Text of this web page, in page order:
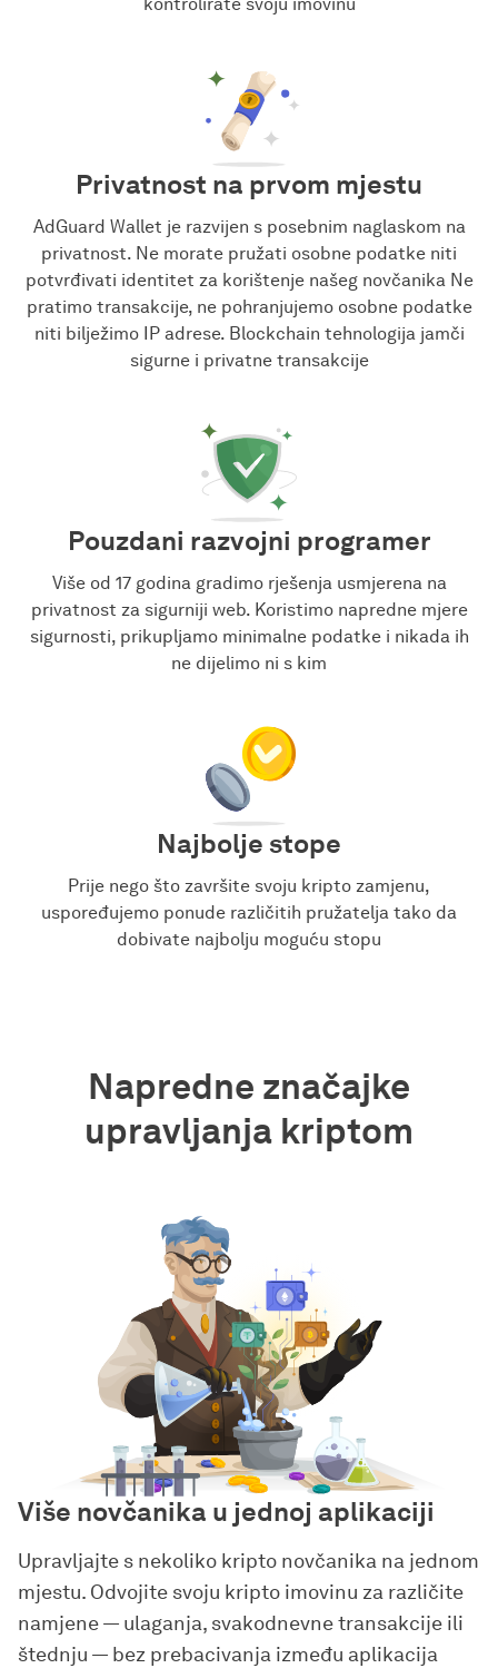
kontrolirate svoju imovinu
Privatnost na prvom mjestu
AdGuard Wallet je razvijen s posebnim naglaskom na
privatnost. Ne morate pružati osobne podatke niti
potvrđivati identitet za korištenje našeg novčanika Ne
pratimo transakcije, ne pohranjujemo osobne podatke
niti bilježimo IP adrese. Blockchain tehnologija jamči
sigurne i privatne transakcije
Pouzdani razvojni programer
Više od 17 godina gradimo rješenja usmjerena na
privatnost za sigurniji web. Koristimo napredne mjere
sigurnosti, prikupljamo minimalne podatke i nikada ih
ne dijelimo ni s kim
Najbolje stope
Prije nego što završite svoju kripto zamjenu,
uspoređujemo ponude različitih pružatelja tako da
dobivate najbolju moguću stopu
Napredne značajke
upravljanja kriptom
Više novčanika u jednoj aplikaciji
Upravljajte s nekoliko kripto novčanika na jednom
mjestu. Odvojite svoju kripto imovinu za različite
namjene — ulaganja, svakodnevne transakcije ili
štednju — bez prebacivanja između aplikacija